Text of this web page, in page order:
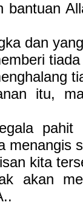
bantuan
dan
itu,
pahit
menangis
kita
akan